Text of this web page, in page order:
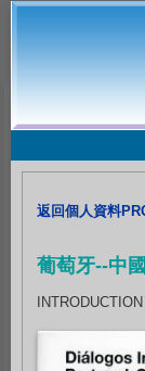
返回個人資料
葡萄牙--中